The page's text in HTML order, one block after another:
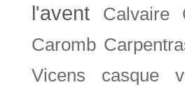
l'avent Calvaire
Caromb
Vicens casque